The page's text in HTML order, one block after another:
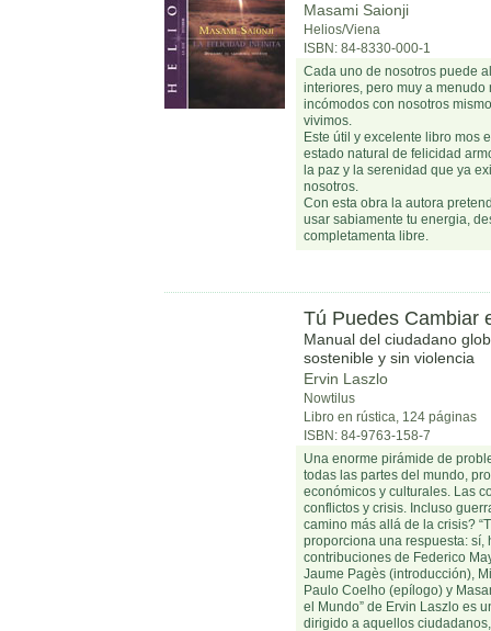
Masami Saionji
Helios/Viena
ISBN: 84-8330-000-1
Cada uno de nosotros puede
interiores, pero muy a menudo
incómodos con nosotros
vivimos.
Este útil y excelente libro mos
estado natural de felicidad
la paz y la serenidad que ya
nosotros.
Con esta obra la autora
usar sabiamente tu energia,
completamenta libre.
Tú Puedes Cambiar
Manual del ciudadano
sostenible y sin violencia
Ervin Laszlo
Nowtilus
Libro en rústica, 124 páginas
ISBN: 84-9763-158-7
Una enorme pirámide de
todas las partes del mundo,
económicos y culturales. Las
conflictos y crisis. Incluso
camino más allá de la crisis?
proporciona una respuesta: sí,
contribuciones de Federico
Jaume Pagès (introducción),
Paulo Coelho (epílogo) y
el Mundo” de Ervin Laszlo es
dirigido a aquellos